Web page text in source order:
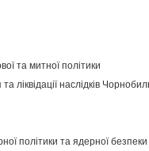
та митної політики
ліквідації наслідків
політики та ядерної безпеки